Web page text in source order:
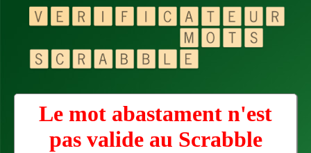
Le mot abastament n'est
pas valide au Scrabble